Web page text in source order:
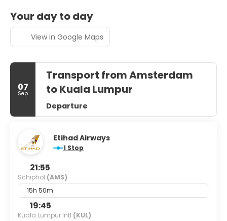
Your day to day
View in Google Maps
07
Sep
Transport from Amsterdam
to Kuala Lumpur
Departure
Etihad Airways
1 Stop
21:55
Schiphol (AMS)
15h 50m
19:45
Kuala Lumpur Intl (KUL)